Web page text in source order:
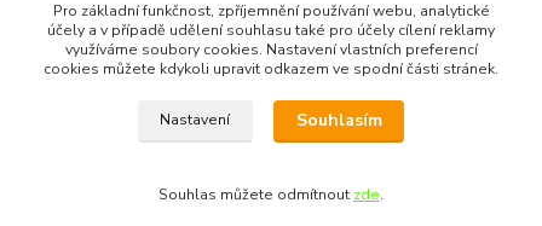
Zboží zařazeno v kategoriích
Pro základní funkčnost, zpříjemnění používání webu, analytické
účely a v případě udělení souhlasu také pro účely cílení reklamy
využíváme soubory cookies. Nastavení vlastních preferencí
cookies můžete kdykoli upravit odkazem ve spodní části stránek.
Nastavení Souhlasím
Souhlas můžete odmítnout zde.